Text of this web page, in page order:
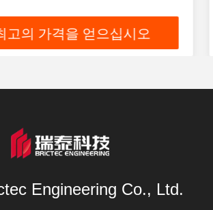
고의 가격을 얻으십시오
Engineering Co., Ltd.